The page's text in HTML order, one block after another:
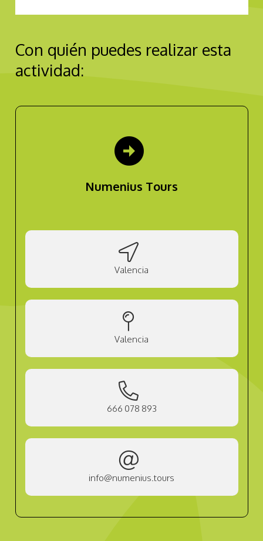
Con quién puedes realizar esta
actividad:
arrow_circle_right
Numenius Tours
Valencia
Valencia
666 078 893
info@numenius.tours